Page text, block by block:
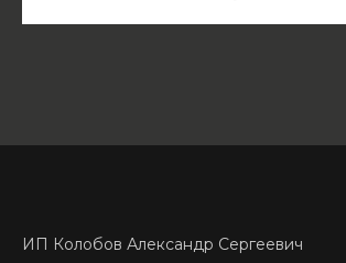
ИП Колобов Александр Сергеевич